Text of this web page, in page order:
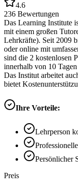
4.6
236 Bewertungen
Das Learning Institute
mit einem großen
Lehrkräfte). Seit 2009
oder online mit
sind die 2 kostenlosen
innerhalb von 10
Das Institut arbeitet
bietet
Ihre Vorteile:
Lehrperson
Persönlicher
Preis